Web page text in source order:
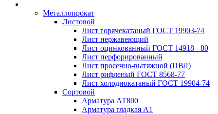
Металлопрокат
Листовой
Лист горячекатаный ГОСТ 19903-74
Лист нержавеющий
Лист оцинкованный ГОСТ 14918 - 80
Лист перфорированный
Лист просечно-вытяжной (ПВЛ)
Лист рифленый ГОСТ 8568-77
Лист холоднокатаный ГОСТ 19904-74
Сортовой
Арматура АТ800
Арматура гладкая А1